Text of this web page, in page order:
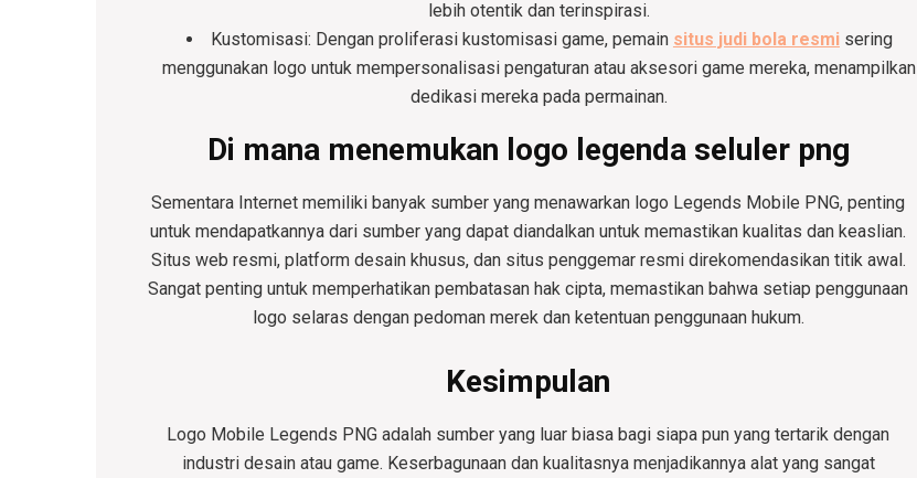
lebih otentik dan terinspirasi.
Kustomisasi: Dengan proliferasi kustomisasi game, pemain situs judi bola resmisering
menggunakan logo untuk mempersonalisasi pengaturan atau aksesori game mereka, menampilkan
dedikasi mereka pada permainan.
Di mana menemukan logo legenda seluler png
Sementara Internet memiliki banyak sumber yang menawarkan logo Legends Mobile PNG, penting
untuk mendapatkannya dari sumber yang dapat diandalkan untuk memastikan kualitas dan keaslian.
Situs web resmi, platform desain khusus, dan situs penggemar resmi direkomendasikan titik awal.
Sangat penting untuk memperhatikan pembatasan hak cipta, memastikan bahwa setiap penggunaan
logo selaras dengan pedoman merek dan ketentuan penggunaan hukum.
Kesimpulan
Logo Mobile Legends PNG adalah sumber yang luar biasa bagi siapa pun yang tertarik dengan
industri desain atau game. Keserbagunaan dan kualitasnya menjadikannya alat yang sangat